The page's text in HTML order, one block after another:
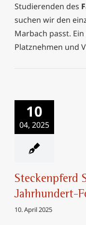
Studierenden des
suchen wir den
Marbach passt.
Platznehmen und
10
04, 2025
Steckenpferd
Jahrhundert-
10. April 2025